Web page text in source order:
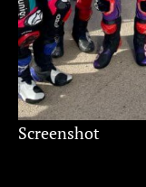
Screenshot